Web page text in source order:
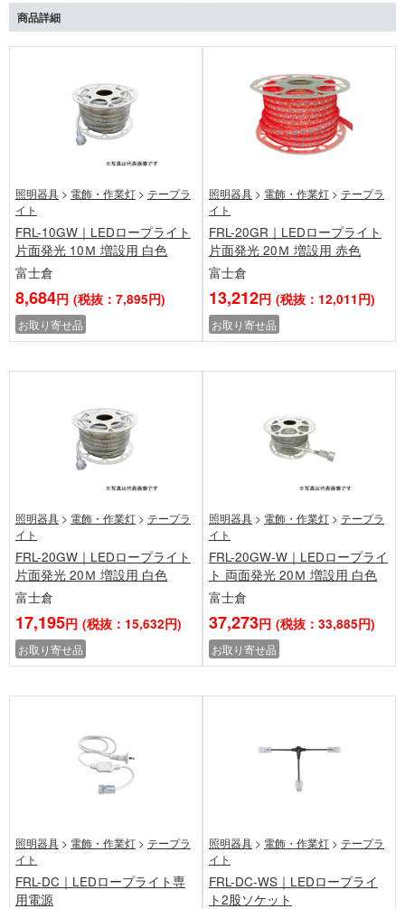
商品詳細
照明器具 > 電飾・作業灯 > テープラ
イト
FRL-10GW｜LEDロープライト
片面発光 10Ｍ 増設用 白色
富士倉
8,684円 (税抜：7,895円)
お取り寄せ品
照明器具 > 電飾・作業灯 > テープラ
イト
FRL-20GR｜LEDロープライト
片面発光 20Ｍ 増設用 赤色
富士倉
13,212円 (税抜：12,011円)
お取り寄せ品
照明器具 > 電飾・作業灯 > テープラ
イト
FRL-20GW｜LEDロープライト
片面発光 20Ｍ 増設用 白色
富士倉
17,195円 (税抜：15,632円)
お取り寄せ品
照明器具 > 電飾・作業灯 > テープラ
イト
FRL-20GW-W｜LEDロープライ
ト 両面発光 20Ｍ 増設用 白色
富士倉
37,273円 (税抜：33,885円)
お取り寄せ品
照明器具 > 電飾・作業灯 > テープラ
イト
FRL-DC｜LEDロープライト専
用電源
照明器具 > 電飾・作業灯 > テープラ
イト
FRL-DC-WS｜LEDロープライ
ト2股ソケット